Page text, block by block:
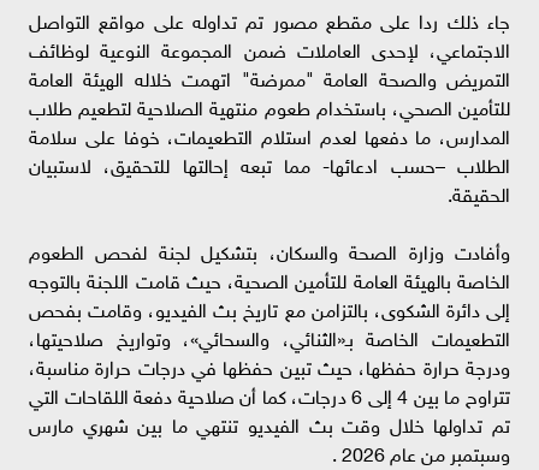
جاء ذلك ردا على مقطع مصور تم تداوله على مواقع التواصل
الاجتماعي، لإحدى العاملات ضمن المجموعة النوعية لوظائف
التمريض والصحة العامة "ممرضة" اتهمت خلاله الهيئة العامة
للتأمين الصحي، باستخدام طعوم منتهية الصلاحية لتطعيم طلاب
المدارس، ما دفعها لعدم استلام التطعيمات، خوفا على سلامة
الطلاب –حسب ادعائها- مما تبعه إحالتها للتحقيق، لاستبيان
الحقيقة.
وأفادت وزارة الصحة والسكان، بتشكيل لجنة لفحص الطعوم
الخاصة بالهيئة العامة للتأمين الصحية، حيث قامت اللجنة بالتوجه
إلى دائرة الشكوى، بالتزامن مع تاريخ بث الفيديو، وقامت بفحص
التطعيمات الخاصة بـ«الثنائي، والسحائي»، وتواريخ صلاحيتها،
ودرجة حرارة حفظها، حيث تبين حفظها في درجات حرارة مناسبة،
تتراوح ما بين 4 إلى 6 درجات، كما أن صلاحية دفعة اللقاحات التي
تم تداولها خلال وقت بث الفيديو تنتهي ما بين شهري مارس
وسبتمبر من عام 2026 .